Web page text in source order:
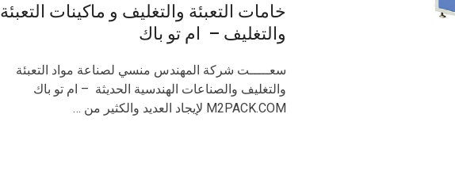
خامات التعبئة والتغليف و ماكينات التعبئة
والتغليف – ام تو باك
سعـــــت شركة المهندس منسي لصناعة مواد التعبئة
والتغليف والصناعات الهندسية الحديثة – ام تو باك
M2PACK.COM لإيجاد العديد والكثير من …